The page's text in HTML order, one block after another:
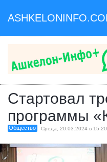
Стартовал
программы
Общество Среда, 20.03.2024 в 15:20